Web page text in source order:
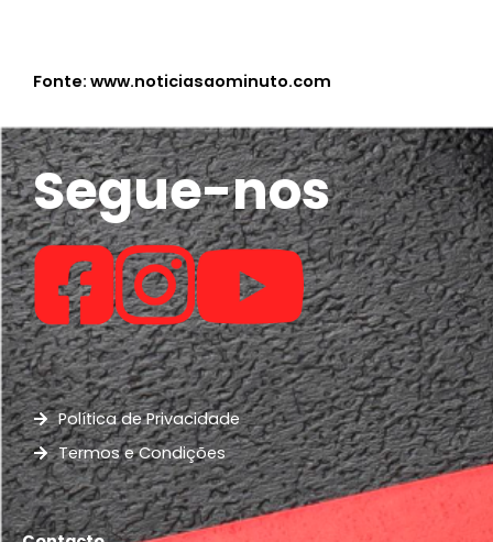
Fonte: www.noticiasaominuto.com
Segue-nos
Política de Privacidade
Termos e Condições